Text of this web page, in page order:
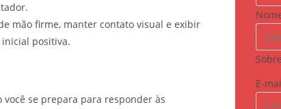
mão firme, manter contato visual e exibir
positiva.
se prepara para responder às
E
E-